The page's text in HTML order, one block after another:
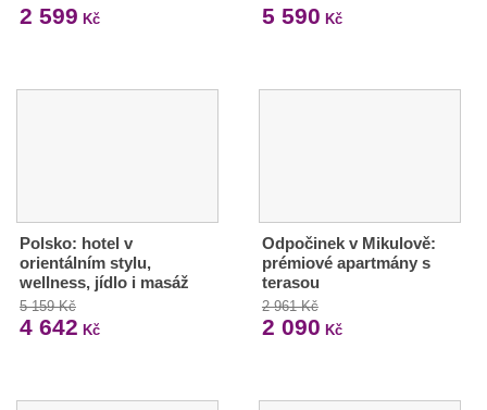
2 599 Kč 5 590 Kč
Polsko: hotel v
orientálním stylu,
wellness, jídlo i masáž
5 159 Kč
4 642 Kč
Odpočinek v Mikulově:
prémiové apartmány s
terasou
2 961 Kč
2 090 Kč